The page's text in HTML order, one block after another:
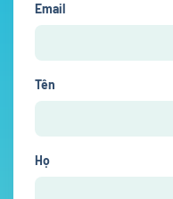
Email
Tên
Họ